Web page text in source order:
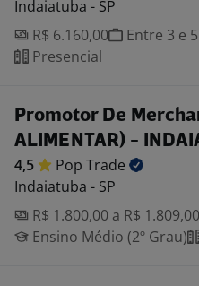
Indaiatuba - SP
R$ 6.160,00
Entre 3 e
Presencial
Promotor De
ALIMENTAR) -
4,5 Pop Trade
Indaiatuba - SP
R$ 1.800,00 a R$ 1.809,00
Ensino Médio (2º Grau)